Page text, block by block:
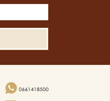
0661418500